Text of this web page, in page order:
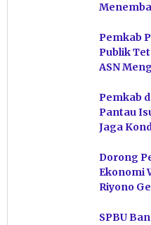
Pemkab
Publik
ASN
Pemkab
Pantau
Jaga
Dorong
Ekonomi
Riyono
SPBU